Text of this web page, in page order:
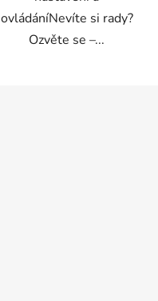
ovládáníNevíte si rady?
Ozvěte se –...